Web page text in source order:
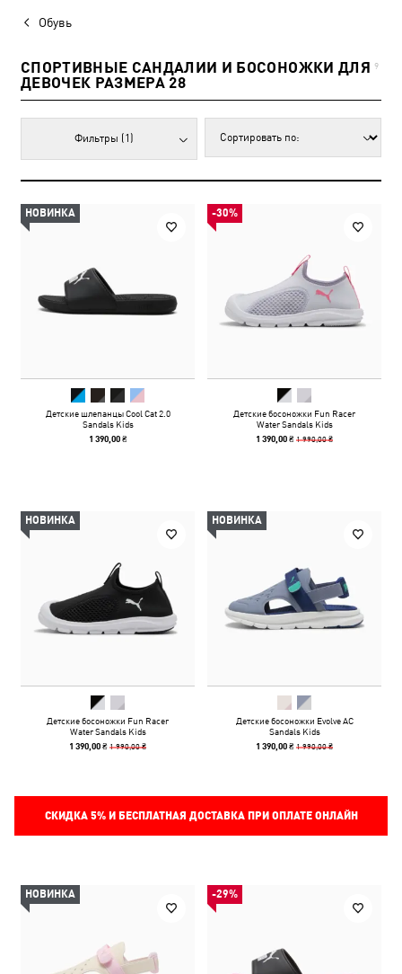
Обувь
СПОРТИВНЫЕ САНДАЛИИ И БОСОНОЖКИ ДЛЯ
ДЕВОЧЕК РАЗМЕРА 28
9
Фильтры (1)
НОВИНКА
Детские шлепанцы Cool Cat 2.0
Sandals Kids
1 390,00 ₴
-30%
Детские босоножки Fun Racer
Water Sandals Kids
1 390,00 ₴1 990,00 ₴
НОВИНКА
Детские босоножки Fun Racer
Water Sandals Kids
1 390,00 ₴1 990,00 ₴
НОВИНКА
Детские босоножки Evolve AC
Sandals Kids
1 390,00 ₴1 990,00 ₴
СКИДКА 5%И БЕСПЛАТНАЯ ДОСТАВКА ПРИ ОПЛАТЕ ОНЛАЙН
НОВИНКА -29%